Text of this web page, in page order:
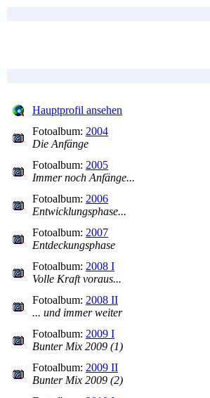
Hauptprofil ansehen
Fotoalbum: 2004
Die Anfänge
Fotoalbum: 2005
Immer noch Anfänge...
Fotoalbum: 2006
Entwicklungsphase...
Fotoalbum: 2007
Entdeckungsphase
Fotoalbum: 2008 I
Volle Kraft voraus...
Fotoalbum: 2008 II
... und immer weiter
Fotoalbum: 2009 I
Bunter Mix 2009 (1)
Fotoalbum: 2009 II
Bunter Mix 2009 (2)